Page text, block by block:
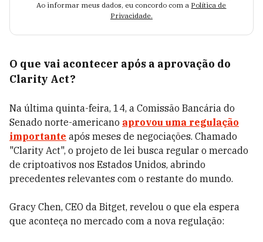
Ao informar meus dados, eu concordo com a Política de
Privacidade.
O que vai acontecer após a aprovação do
Clarity Act?
Na última quinta-feira, 14, a Comissão Bancária do
Senado norte-americano aprovou uma regulação
importante após meses de negociações. Chamado
"Clarity Act", o projeto de lei busca regular o mercado
de criptoativos nos Estados Unidos, abrindo
precedentes relevantes com o restante do mundo.
Gracy Chen, CEO da Bitget, revelou o que ela espera
que aconteça no mercado com a nova regulação: